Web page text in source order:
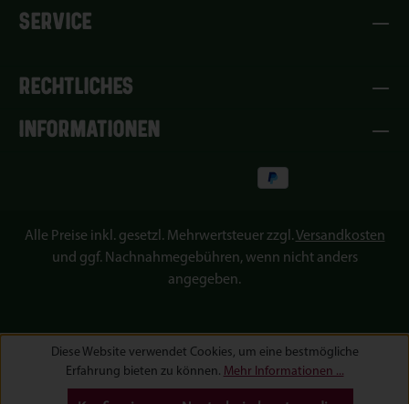
SERVICE
RECHTLICHES
INFORMATIONEN
Alle Preise inkl. gesetzl. Mehrwertsteuer zzgl. Versandkosten
und ggf. Nachnahmegebühren, wenn nicht anders
angegeben.
Diese Website verwendet Cookies, um eine bestmögliche
Erfahrung bieten zu können. Mehr Informationen ...